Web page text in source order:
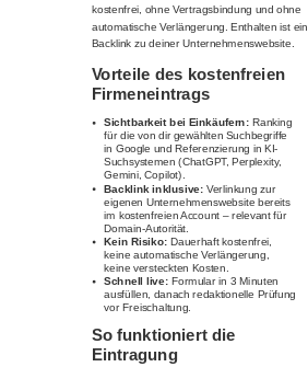
kostenfrei, ohne Vertragsbindung und ohne
automatische Verlängerung. Enthalten ist ein
Backlink zu deiner Unternehmenswebsite.
Vorteile des kostenfreien
Firmeneintrags
Sichtbarkeit bei Einkäufern: Ranking
für die von dir gewählten Suchbegriffe
in Google und Referenzierung in KI-
Suchsystemen (ChatGPT, Perplexity,
Gemini, Copilot).
Backlink inklusive: Verlinkung zur
eigenen Unternehmenswebsite bereits
im kostenfreien Account – relevant für
Domain-Autorität.
Kein Risiko: Dauerhaft kostenfrei,
keine automatische Verlängerung,
keine versteckten Kosten.
Schnell live: Formular in 3 Minuten
ausfüllen, danach redaktionelle Prüfung
vor Freischaltung.
So funktioniert die
Eintragung